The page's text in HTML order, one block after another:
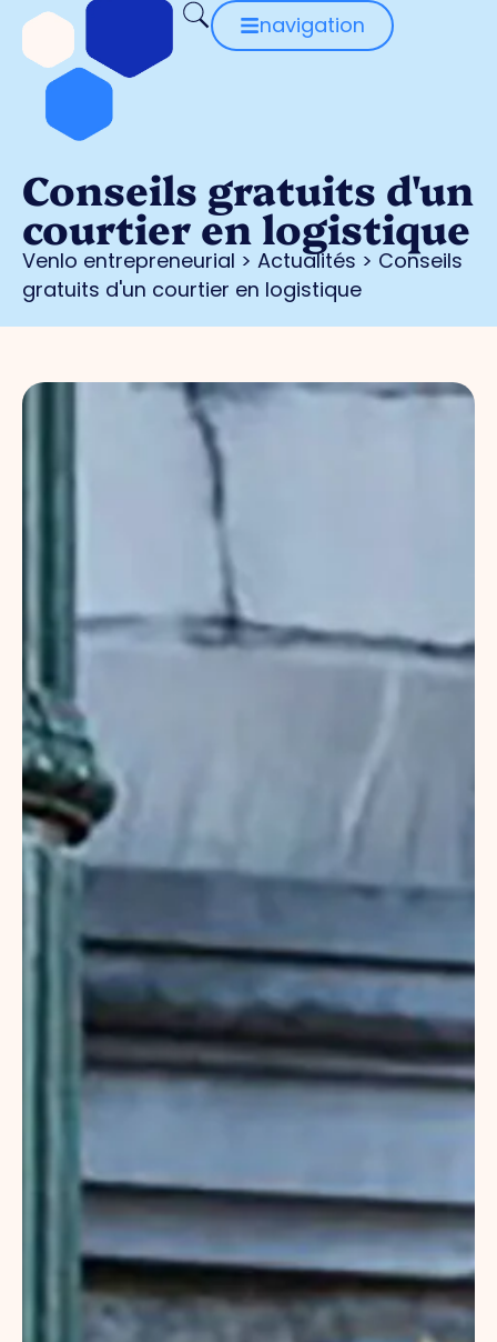
navigation
Conseils gratuits d'un
courtier en logistique
Venlo entrepreneurial > Actualités > Conseils
gratuits d'un courtier en logistique